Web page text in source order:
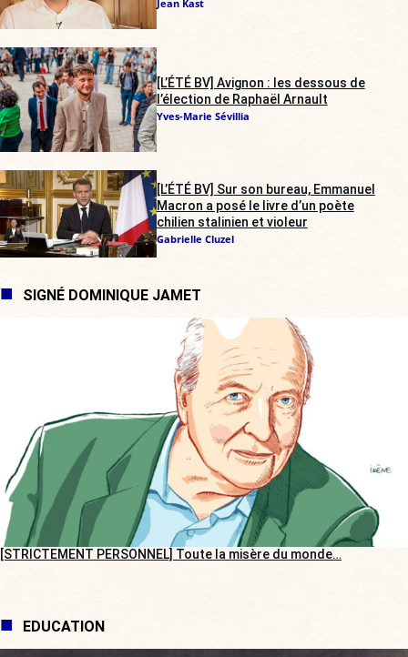
Jean Kast
[L’ÉTÉ BV] Avignon : les dessous de
l’élection de Raphaël Arnault
Yves-Marie Sévillia
[L’ÉTÉ BV] Sur son bureau, Emmanuel
Macron a posé le livre d’un poète
chilien stalinien et violeur
Gabrielle Cluzel
SIGNÉ DOMINIQUE JAMET
[STRICTEMENT PERSONNEL] Toute la misère du monde…
EDUCATION